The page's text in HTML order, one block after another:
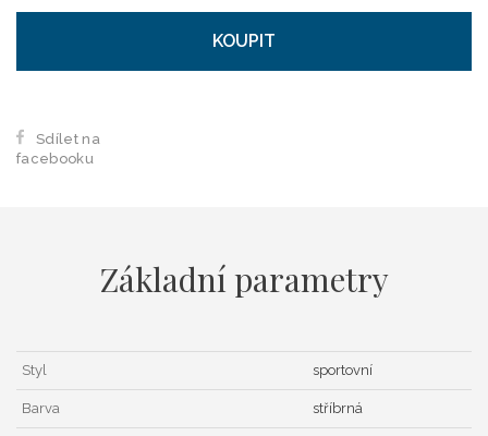
KOUPIT
Sdílet na
facebooku
Základní parametry
Styl sportovní
Barva stříbrná